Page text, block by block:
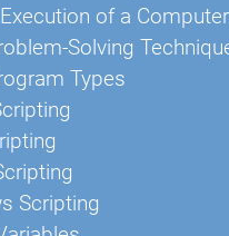
of a
Solving
Types
Scripting